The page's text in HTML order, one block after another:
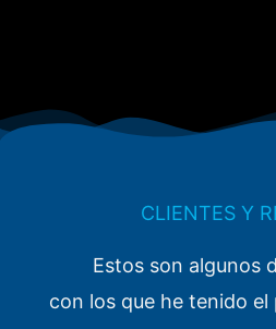
CLIENTES Y
Estos son algunos
con los que he tenido el